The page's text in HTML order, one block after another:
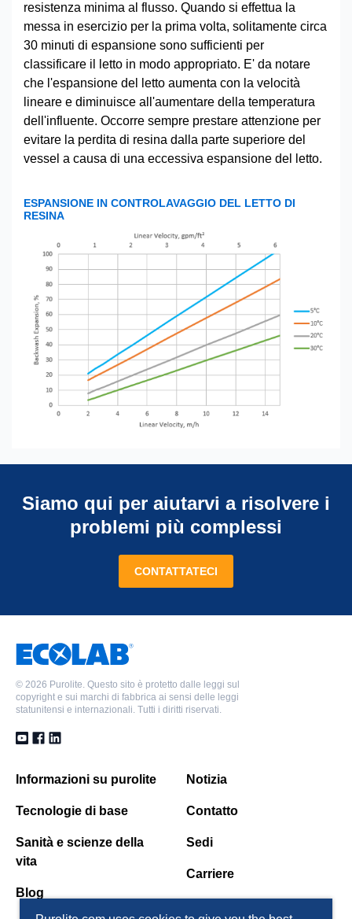
resistenza minima al flusso. Quando si effettua la
messa in esercizio per la prima volta, solitamente circa
30 minuti di espansione sono sufficienti per
classificare il letto in modo appropriato. E' da notare
che l'espansione del letto aumenta con la velocità
lineare e diminuisce all'aumentare della temperatura
dell'influente. Occorre sempre prestare attenzione per
evitare la perdita di resina dalla parte superiore del
vessel a causa di una eccessiva espansione del letto.
ESPANSIONE IN CONTROLAVAGGIO DEL LETTO DI
RESINA
Siamo qui per aiutarvi a risolvere i
problemi più complessi
CONTATTATECI
© 2026 Purolite. Questo sito è protetto dalle leggi sul
copyright e sui marchi di fabbrica ai sensi delle leggi
statunitensi e internazionali. Tutti i diritti riservati.
Informazioni su purolite
Tecnologie di base
Sanità e scienze della
vita
Blog
Notizia
Contatto
Sedi
Carriere